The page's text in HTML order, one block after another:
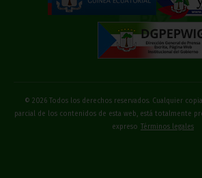
© 2026 Todos los derechos reservados. Cualquier
parcial de los contenidos de esta web, está totalmente
expreso Términos legales